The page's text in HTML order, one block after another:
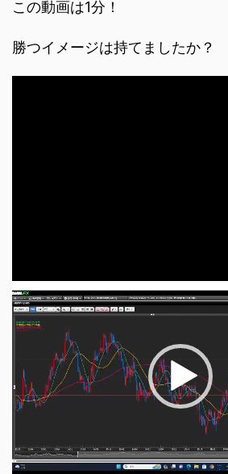
この動画は1分！
勝つイメージは持てましたか？